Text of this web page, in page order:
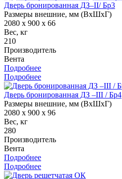
Дверь бронированная ДЗ–II/ Бр3
Размеры внешние, мм (ВхШхГ)
2080 x 900 x 66
Вес, кг
210
Производитель
Вента
Подробнее
Подробнее
Дверь бронированная ДЗ –III / Бр4
Размеры внешние, мм (ВхШхГ)
2080 x 900 x 96
Вес, кг
280
Производитель
Вента
Подробнее
Подробнее